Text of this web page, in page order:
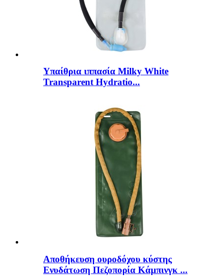
Υπαίθρια ιππασία Milky White
Transparent Hydratio...
Αποθήκευση ουροδόχου κύστης
Ενυδάτωση Πεζοπορία Κάμπινγκ ...